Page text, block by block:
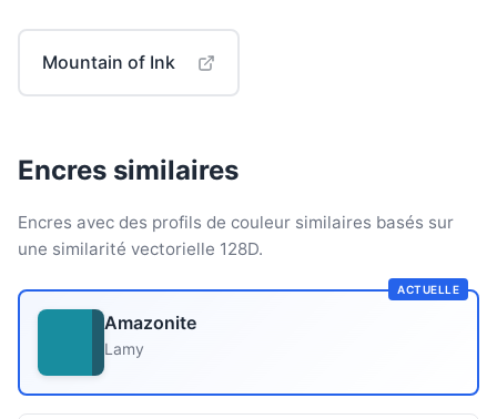
Mountain of Ink
Encres similaires
Encres avec des profils de couleur similaires basés sur
une similarité vectorielle 128D.
ACTUELLE
Amazonite
Lamy